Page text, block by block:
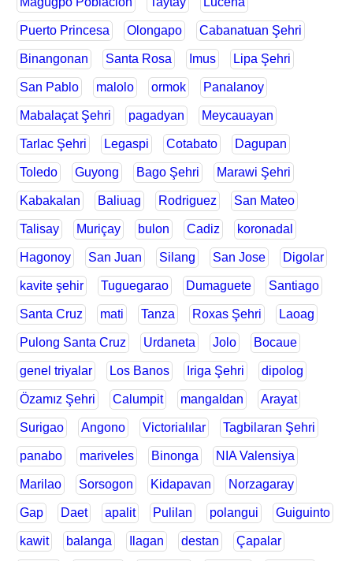
Puerto Princesa Olongapo Cabanatuan Şehri
Binangonan Santa Rosa Imus Lipa Şehri
San Pablo malolo ormok Panalanoy
Mabalaçat Şehri pagadyan Meycauayan
Tarlac Şehri Legaspi Cotabato Dagupan
Toledo Guyong Bago Şehri Marawi Şehri
Kabakalan Baliuag Rodriguez San Mateo
Talisay Muriçay bulon Cadiz koronadal
Hagonoy San Juan Silang San Jose Digolar
kavite şehir Tuguegarao Dumaguete Santiago
Santa Cruz mati Tanza Roxas Şehri Laoag
Pulong Santa Cruz Urdaneta Jolo Bocaue
genel triyalar Los Banos Iriga Şehri dipolog
Özamız Şehri Calumpit mangaldan Arayat
Surigao Angono Victorialılar Tagbilaran Şehri
panabo mariveles Binonga NIA Valensiya
Marilao Sorsogon Kidapavan Norzagaray
Gap Daet apalit Pulilan polangui Guiguinto
kawit balanga Ilagan destan Çapalar